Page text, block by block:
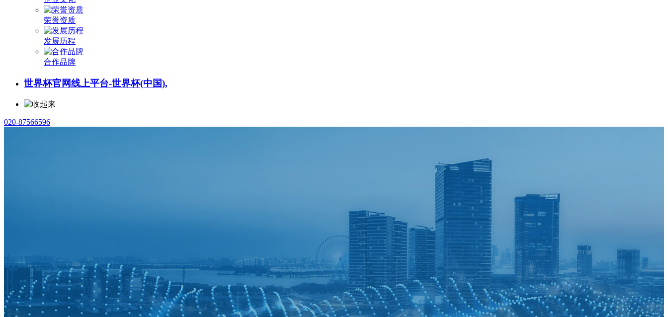
荣誉资质
发展历程
合作品牌
世界杯官网线上平台-世界杯(中国),
020-87566596